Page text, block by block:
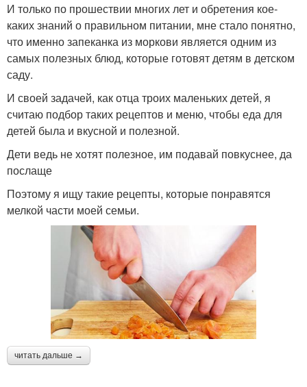
И только по прошествии многих лет и обретения кое-
каких знаний о правильном питании, мне стало понятно,
что именно запеканка из моркови является одним из
самых полезных блюд, которые готовят детям в детском
саду.
И своей задачей, как отца троих маленьких детей, я
считаю подбор таких рецептов и меню, чтобы еда для
детей была и вкусной и полезной.
Дети ведь не хотят полезное, им подавай повкуснее, да
послаще
Поэтому я ищу такие рецепты, которые понравятся
мелкой части моей семьи.
читать дальше →